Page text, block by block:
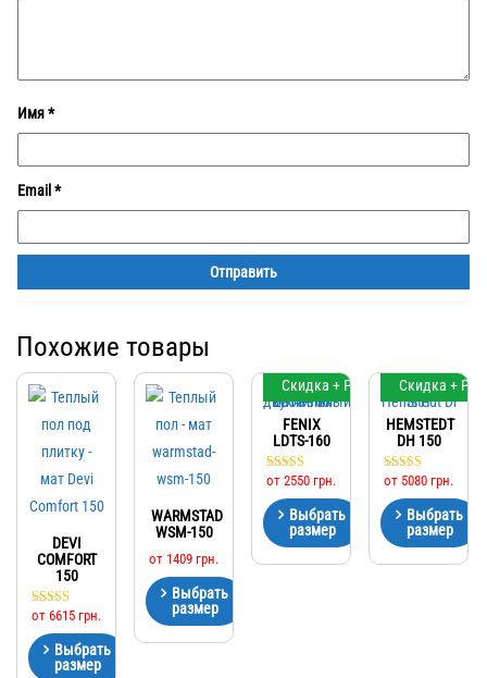
Имя*
Email *
Похожие товары
DEVI
COMFORT
150
Оценка
из 5
от6615 грн.
Выбрать
размер
WARMSTAD
WSM-150
от 1409 грн.
Выбрать
размер
Скидка + Регулятор
FENIX
LDTS-160
Оценка
из 5
от2550 грн.
Выбрать
размер
Скидка +
HEMSTEDT
DH 150
Оценка
из 5
от 5080 грн.
Выбрать
размер